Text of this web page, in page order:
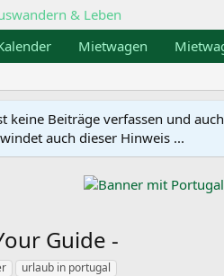
Mietwagen
keine Beiträge verfassen und
auch dieser Hinweis ...
Guide -
urlaub in portugal